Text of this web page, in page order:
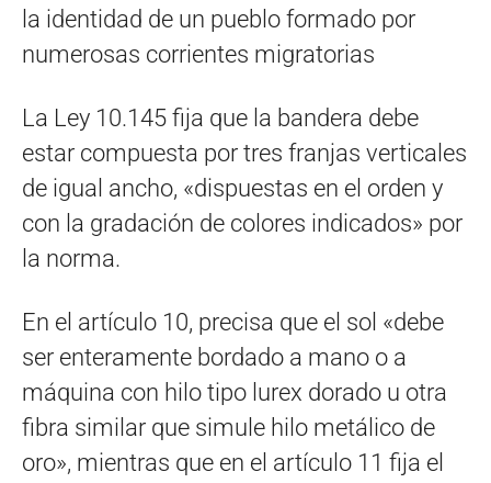
la identidad de un pueblo formado por
numerosas corrientes migratorias
La Ley 10.145 fija que la bandera debe
estar compuesta por tres franjas verticales
de igual ancho, «dispuestas en el orden y
con la gradación de colores indicados» por
la norma.
En el artículo 10, precisa que el sol «debe
ser enteramente bordado a mano o a
máquina con hilo tipo lurex dorado u otra
fibra similar que simule hilo metálico de
oro», mientras que en el artículo 11 fija el